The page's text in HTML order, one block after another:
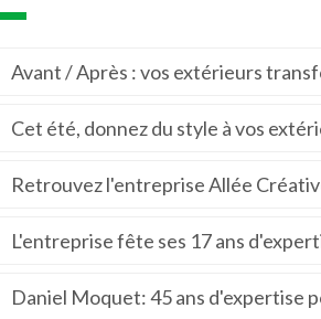
Avant / Après : vos extérieurs
Cet été, donnez du style à vos
Retrouvez l'entreprise Allée
L'entreprise fête ses 17 ans
Daniel Moquet: 45 ans d'expertise